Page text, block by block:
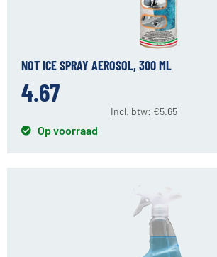
NOT ICE SPRAY AEROSOL, 300 ML
4.67
Incl. btw: €5.65
Op voorraad